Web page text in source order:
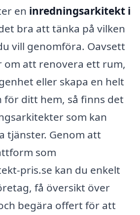
en inredningsarkitekt i
bra att tänka på vilken
vill genomföra. Oavsett
om att renovera ett rum,
eller skapa en helt
för ditt hem, så finns det
som kan
tjänster. Genom att
som
pris.se kan du enkelt
få översikt över
begära offert för att